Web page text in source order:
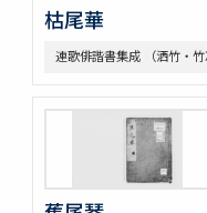
枯尾華
連歌俳諧書集成 （洒竹・